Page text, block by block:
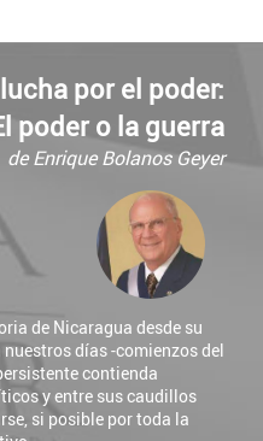
por el poder:
poder o la guerra
de Enrique Bolanos Geyer
de Nicaragua desde su
días -comienzos del
contienda
y entre sus caudillos
si posible por toda la